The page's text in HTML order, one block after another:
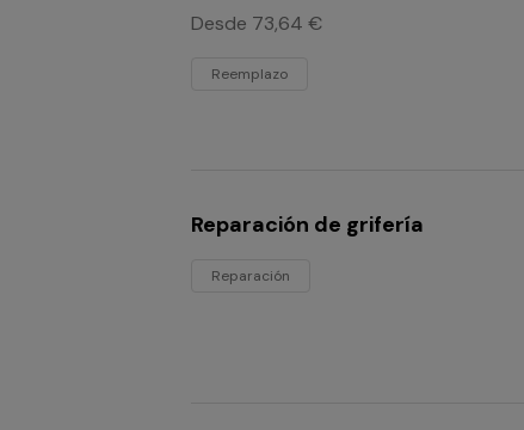
Desde 73,64 €
Reemplazo
Reparación de grifería
Reparación